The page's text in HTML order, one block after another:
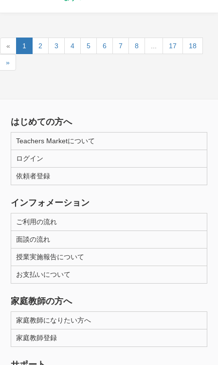
« 1 2 3 4 5 6 7 8 17 18
»
はじめての方へ
Teachers Marketについて
ログイン
依頼者登録
インフォメーション
ご利用の流れ
面談の流れ
授業実施報告について
お支払いについて
家庭教師の方へ
家庭教師になりたい方へ
家庭教師登録